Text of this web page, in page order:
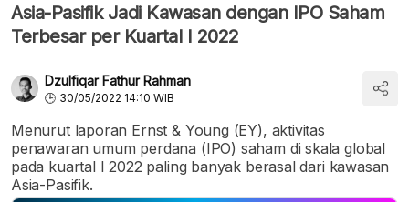
Asia-Pasifik Jadi Kawasan dengan IPO Saham
Terbesar per Kuartal I 2022
Dzulfiqar Fathur Rahman
30/05/2022 14:10 WIB
Menurut laporan Ernst & Young (EY), aktivitas
penawaran umum perdana (IPO) saham di skala global
pada kuartal I 2022 paling banyak berasal dari kawasan
Asia-Pasifik.